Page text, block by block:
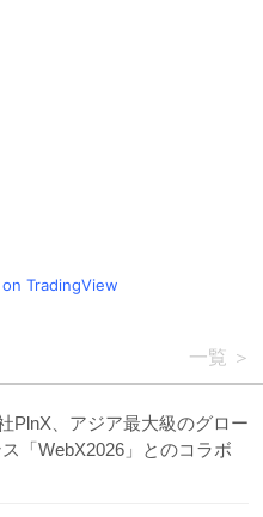
TradingView
一覧
PlnX、アジア最大級のグロー
「WebX2026」とのコラボ